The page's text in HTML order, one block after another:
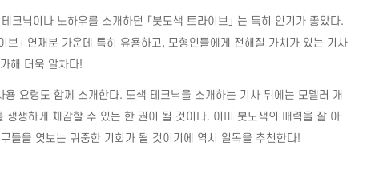
크닉이나 노하우를 소개하던 「붓도색 트라이브」 는 특히 인기가 좋았다.
브」 연재분 가운데 특히 유용하고 , 모형인들에게 전해질 가치가 있는 기사
해 더욱 알차다!
용 요령도 함께 소개한다. 도색 테크닉을 소개하는 기사 뒤에는 모델러 개
생생하게 체감할 수 있는 한 권이 될 것이다. 이미 붓도색의 매력을 잘 아
들을 엿보는 귀중한 기회가 될 것이기에 역시 일독을 추천한다!